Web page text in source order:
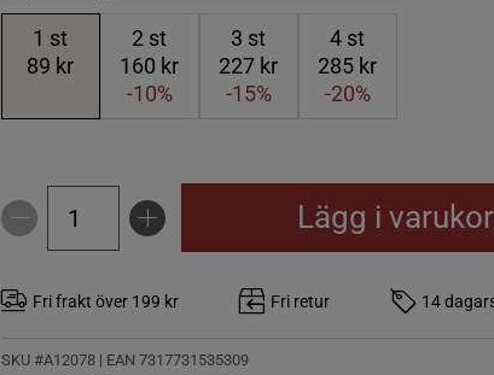
1 st
89 kr
2 st
160 kr
-10%
3 st
227 kr
-15%
4 st
285 kr
-20%
Lägg i
Fri frakt över 199 kr Fri retur 14
SKU #A12078 | EAN 7317731535309